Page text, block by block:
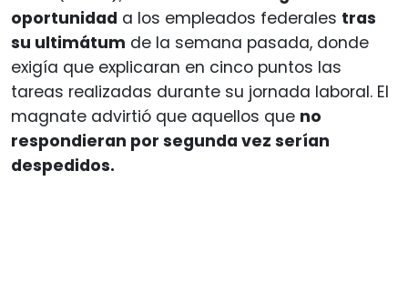
oportunidad a los empleados federales tras
su ultimátum de la semana pasada, donde
exigía que explicaran en cinco puntos las
tareas realizadas durante su jornada laboral. El
magnate advirtió que aquellos que no
respondieran por segunda vez serían
despedidos.